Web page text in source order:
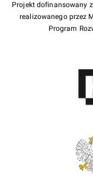
Projekt dofinansowany
realizowanego przez
Program